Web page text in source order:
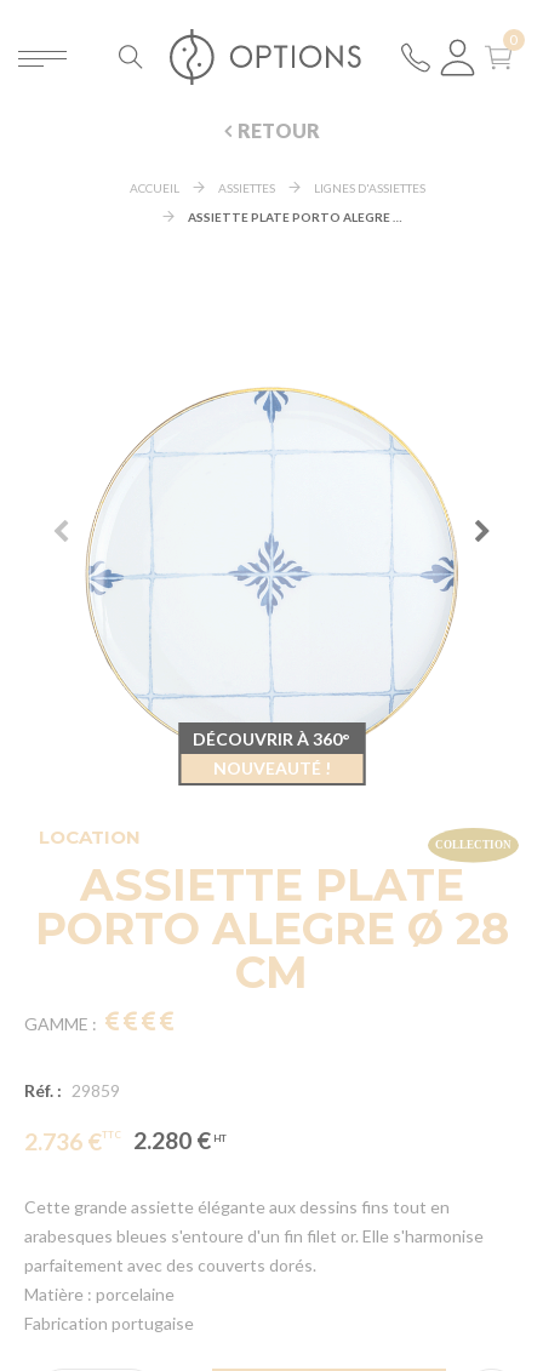
RETOUR
ACCUEIL ASSIETTES
LIGNES D'ASSIETTES
LOCATION
ASSIETTE PLATE
PORTO ALEGRE Ø 28
CM
GAMME :
Réf. : 29859
2.736 € 2.280 €
Cette grande assiette élégante aux dessins fins tout en
arabesques bleues s'entoure d'un fin filet or. Elle s'harmonise
parfaitement avec des couverts dorés.
Matière : porcelaine
Fabrication portugaise
DÉCOUVRIR À 360°
NOUVEAUTÉ !